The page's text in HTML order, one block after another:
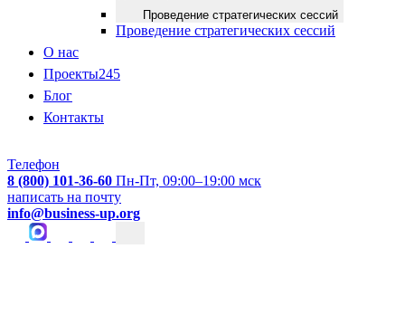
Проведение стратегических сессий
Проведение стратегических сессий
О нас
Проекты245
Блог
Контакты
Телефон
8 (800) 101-36-60 Пн-Пт, 09:00–19:00 мск
написать на почту
info@business-up.org